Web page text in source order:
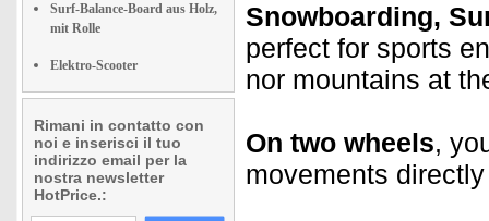
Surf-Balance-Board aus Holz,
mit Rolle
Elektro-Scooter
Rimani in contatto con
noi e inserisci il tuo
indirizzo email per la
nostra newsletter
HotPrice.:
Snowboarding,
perfect for sports
nor mountains at
On two wheels,
movements